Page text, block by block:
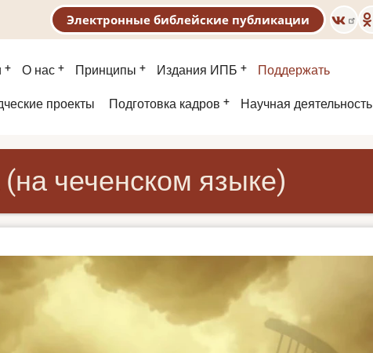
Электронные библейские публикации
О нас Принципы Издания ИПБ Поддержать
проекты Подготовка кадров Научная деятельность
чеченском языке)